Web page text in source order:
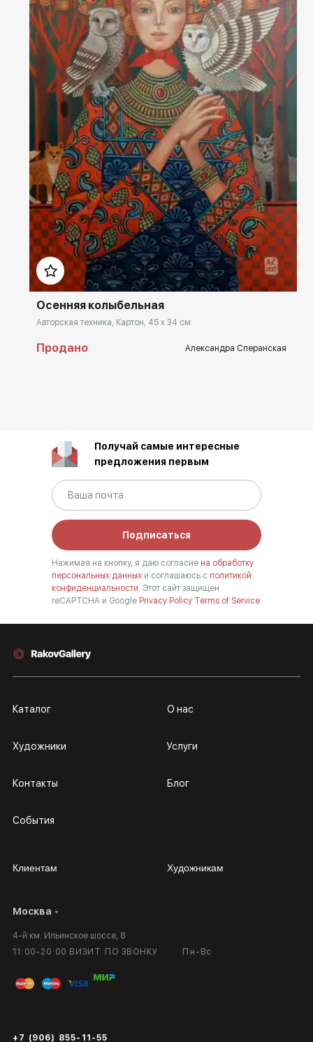
Домен: rakovgallery.ru
Осенняя колыбельная
Авторская техника, Картон, 45 x 34 см
Продано Александра Сперанская
Получай самые интересные
предложения первым
Подписаться
Нажимая на кнопку, я даю согласие на обработку
персональных данных и соглашаюсь с политикой
конфиденциальности. Этот сайт защищен
reCAPTCHA и Google Privacy Policy Terms of Service
Москва
4-й км. Ильинское шоссе, 8
11:00-20:00 ВИЗИТ ПО ЗВОНКУ
Пн-Вс
+7 (906) 855-11-55
Каталог
Художники
Контакты
События
О нас
Услуги
Блог
Клиентам
Личный кабинет
Вопросы и ответы
Публичная оферта
Художникам
Сотрудничество
Выставка в галерее